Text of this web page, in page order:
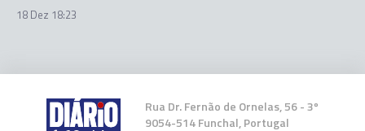
18 Dez 18:23
Rua Dr. Fernão de Ornelas, 56 - 3º
9054-514 Funchal, Portugal